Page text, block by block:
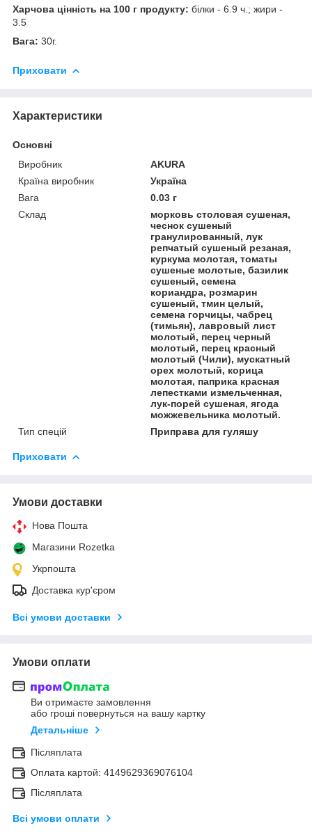
Харчова цінність на 100 г продукту: білки - 6.9 ч.; жири -
3.5
Вага: 30г.
Приховати
Характеристики
Основні
Виробник
AKURA
Країна виробник
Україна
Вага
0.03 г
Склад
морковь столовая сушеная,
чеснок сушеный
гранулированный, лук
репчатый сушеный резаная,
куркума молотая, томаты
сушеные молотые, базилик
сушеный, семена
кориандра, розмарин
сушеный, тмин целый,
семена горчицы, чабрец
(тимьян), лавровый лист
молотый, перец черный
молотый, перец красный
молотый (Чили), мускатный
орех молотый, корица
молотая, паприка красная
лепестками измельченная,
лук-порей сушеная, ягода
можжевельника молотый.
Тип спецій
Приправа для гуляшу
Приховати
Умови доставки
Нова Пошта
Магазини Rozetka
Укрпошта
Доставка кур'єром
Всі умови доставки
Умови оплати
Ви отримаєте замовлення
або гроші повернуться на вашу картку
Детальніше
Післяплата
Оплата картой: 4149629369076104
Післяплата
Всі умови оплати